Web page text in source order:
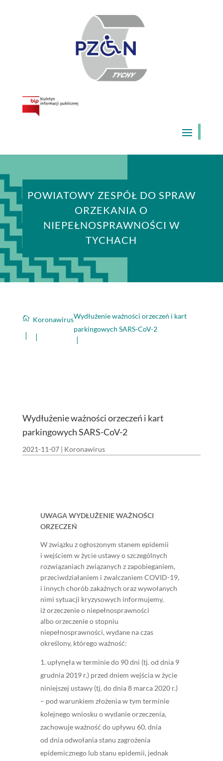
POWIATOWY ZESPÓŁ DO SPRAW
ORZEKANIA O
NIEPEŁNOSPRAWNOŚCI W
TYCHACH
 KoronawirusWydłużenie ważności orzeczeń i kart
parkingowych SARS-CoV-2
Wydłużenie ważności orzeczeń i kart
parkingowych SARS-CoV-2
2021-11-07| Koronawirus
UWAGA WYDŁUŻENIE WAŻNOŚCI
ORZECZEŃ
W związku z ogłoszonym stanem epidemii
i wejściem w życie ustawy o szczególnych
rozwiązaniach związanych z zapobieganiem,
przeciwdziałaniem i zwalczaniem COVID-19,
i innych chorób zakaźnych oraz wywołanych
nimi sytuacji kryzysowych informujemy,
iż orzeczenie o niepełnosprawności
albo orzeczenie o stopniu
niepełnosprawności, wydane na czas
określony, którego ważność:
upłynęła w terminie do 90 dni (tj. od dnia 9
grudnia 2019 r.) przed dniem wejścia w życie
niniejszej ustawy (tj. do dnia 8 marca 2020 r.)
– pod warunkiem złożenia w tym terminie
kolejnego wniosku o wydanie orzeczenia,
zachowuje ważność do upływu 60. dnia
od dnia odwołania stanu zagrożenia
epidemicznego lub stanu epidemii, jednak